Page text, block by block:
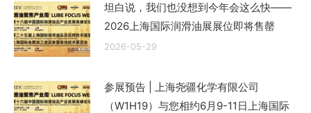
坦白说，我们也没想到今年会这么快——
2026上海国际润滑油展展位即将售罄
2026-05-29
参展预告 | 上海尧疆化学有限公司
（W1H19）与您相约6月9-11日上海国际